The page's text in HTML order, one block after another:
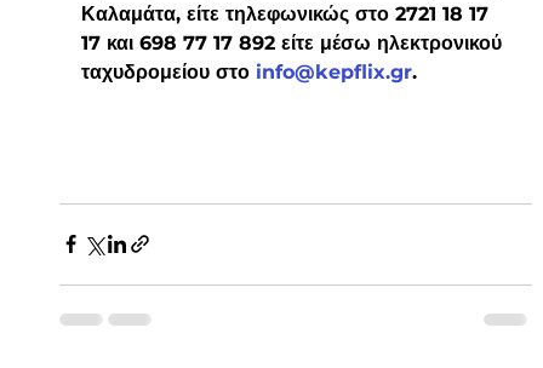
Καλαμάτα, είτε τηλεφωνικώς στο 2721 18 17
17 και 698 77 17 892 είτε μέσω ηλεκτρονικού
ταχυδρομείου στο info@kepflix.gr.